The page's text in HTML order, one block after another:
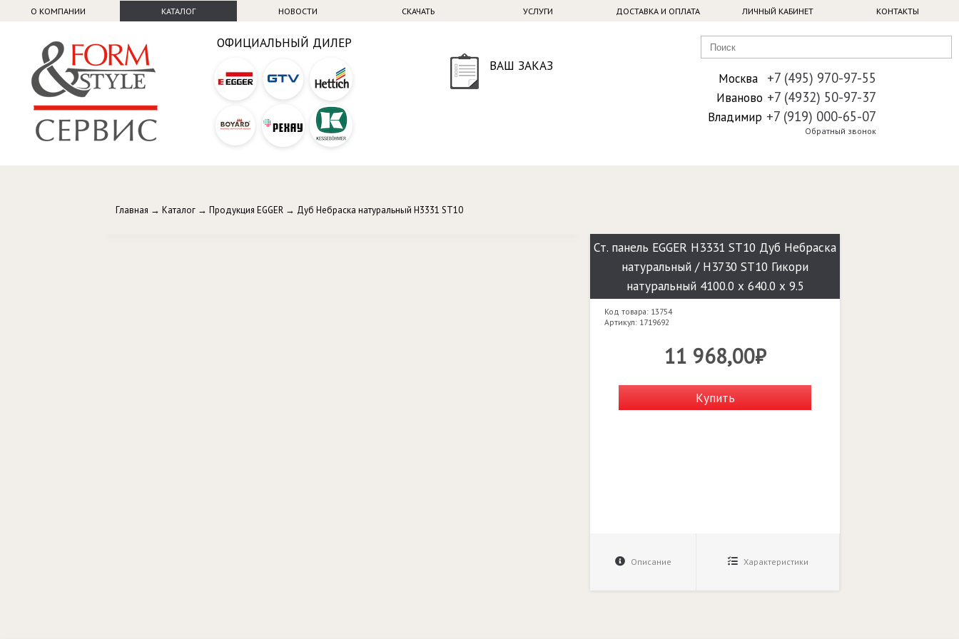
О КОМПАНИИ КАТАЛОГ НОВОСТИ СКАЧАТЬ УСЛУГИ ДОСТАВКА И ОПЛАТА ЛИЧНЫЙ КАБИНЕТ КОНТАКТЫ
ОФИЦИАЛЬНЫЙ ДИЛЕР
ВАШ ЗАКАЗ
Москва +7 (495) 970-97-55
Иваново +7 (4932) 50-97-37
Владимир +7 (919) 000-65-07
Обратный звонок
Главная → Каталог → Продукция EGGER → Дуб Небраска натуральный H3331 ST10
Ст. панель EGGER H3331 ST10 Дуб Небраска
натуральный / H3730 ST10 Гикори
натуральный 4100.0 х 640.0 х 9.5
Код товара: 13754
Артикул: 1719692
11 968,00₽
Купить
Описание Характеристики